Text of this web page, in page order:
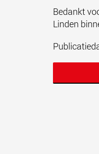
Bedankt
Linden